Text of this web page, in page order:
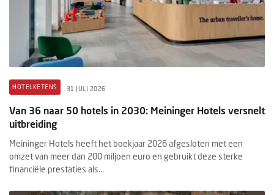
HOTELKETENS 31 JULI 2026
Van 36 naar 50 hotels in 2030: Meininger Hotels versnelt
uitbreiding
Meininger Hotels heeft het boekjaar 2026 afgesloten met een
omzet van meer dan 200 miljoen euro en gebruikt deze sterke
financiële prestaties als...